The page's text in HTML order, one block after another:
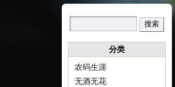
分类
农码生涯
无酒无花